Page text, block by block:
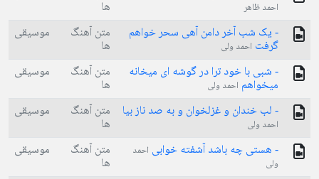
احمد ظاهر ها
- یک شب آخر دامن آهی سحر خواهم
گرفت احمد ولی
متن آهنگ
ها
موسیقی
- شبی با خود ترا در گوشه ای میخانه
میخواهم احمد ولی
متن آهنگ
ها
موسیقی
- لب خندان و غزلخوان و به صد ناز بیا
احمد ولی
متن آهنگ
ها
موسیقی
- هستی چه باشد آشفته خوابی احمد
ولی
متن آهنگ
ها
موسیقی